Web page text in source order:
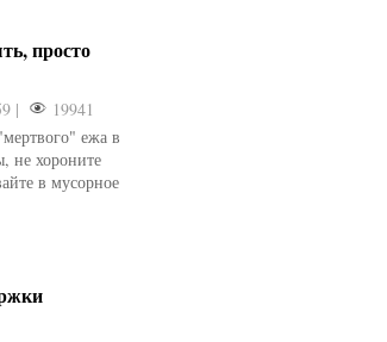
просто
|
19941
ежа в
не хороните
в мусорное